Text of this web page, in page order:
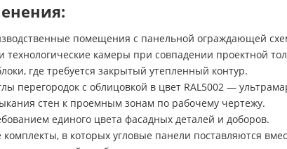
помещения с панельной ограждающей
технологические камеры при совпадении проектной
где требуется закрытый утепленный контур.
перегородок с облицовкой в цвет RAL5002 —
стен к проемным зонам по рабочему чертежу.
единого цвета фасадных деталей и доборов.
в которых угловые панели поставляются